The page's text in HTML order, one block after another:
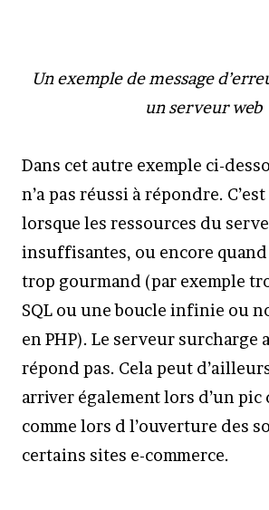
Un exemple de message
un serveur web
Dans cet autre exemple ci-
n’a pas réussi à répondre.
lorsque les ressources du
insuffisantes, ou encore quand
trop gourmand (par exemple
SQL ou une boucle infinie ou
en PHP). Le serveur surcharge
répond pas. Cela peut
arriver également lors d’un
comme lors d l’ouverture des
certains sites e-commerce.